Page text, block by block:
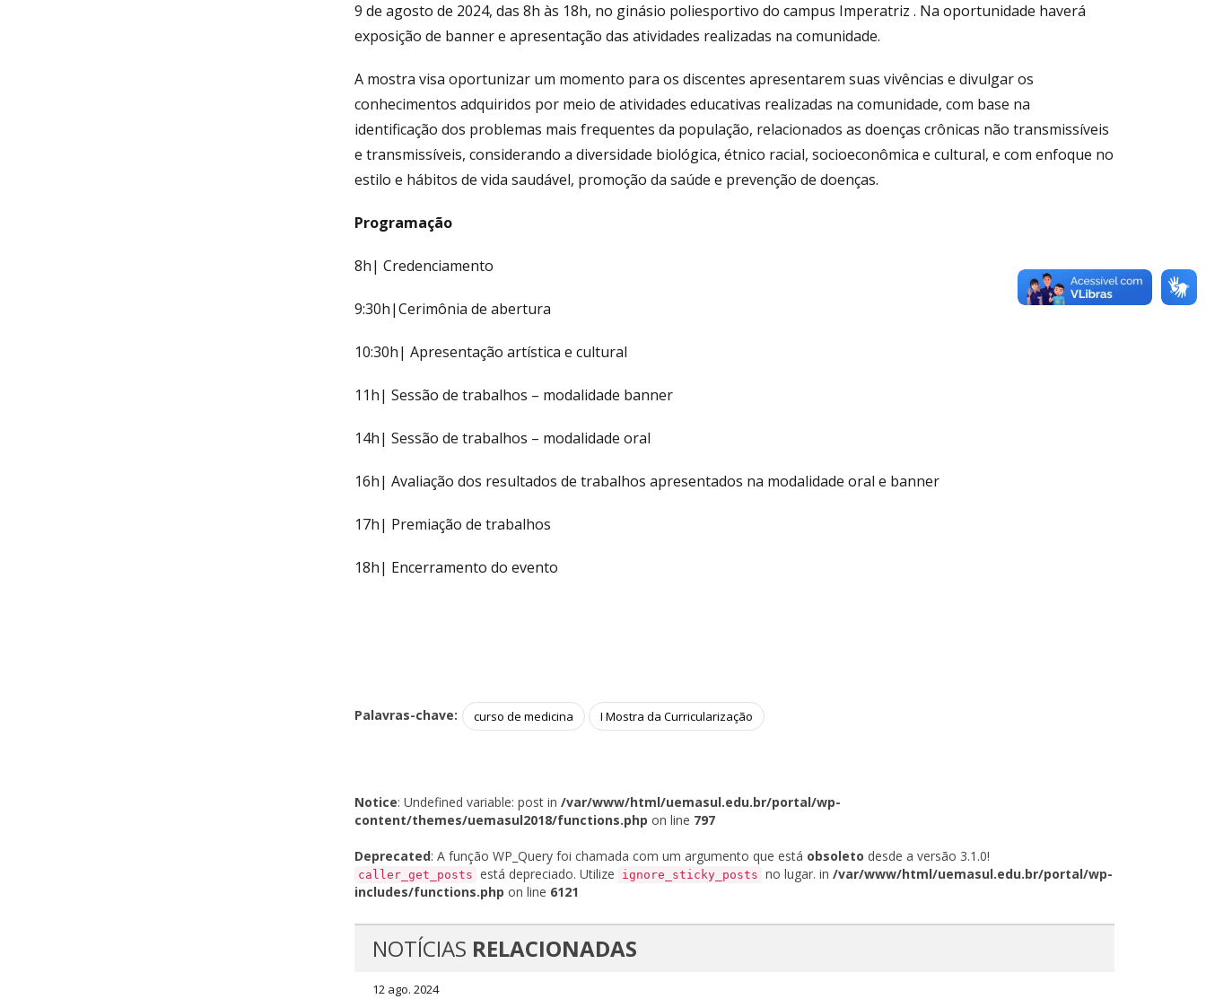
9 de agosto de 2024, das 8h às 18h, no ginásio poliesportivo do campus Imperatriz . Na oportunidade haverá
exposição de banner e apresentação das atividades realizadas na comunidade.
A mostra visa oportunizar um momento para os discentes apresentarem suas vivências e divulgar os
conhecimentos adquiridos por meio de atividades educativas realizadas na comunidade, com base na
identificação dos problemas mais frequentes da população, relacionados as doenças crônicas não transmissíveis
e transmissíveis, considerando a diversidade biológica, étnico racial, socioeconômica e cultural, e com enfoque no
estilo e hábitos de vida saudável, promoção da saúde e prevenção de doenças.
Programação
8h| Credenciamento
9:30h|Cerimônia de abertura
10:30h| Apresentação artística e cultural
11h| Sessão de trabalhos – modalidade banner
14h| Sessão de trabalhos – modalidade oral
16h| Avaliação dos resultados de trabalhos apresentados na modalidade oral e banner
17h| Premiação de trabalhos
18h| Encerramento do evento
Palavras-chave: curso de medicina I Mostra da Curricularização
Notice: Undefined variable: post in /var/www/html/uemasul.edu.br/portal/wp-
content/themes/uemasul2018/functions.php on line 797
Deprecated: A função WP_Query foi chamada com um argumento que está obsoleto desde a versão 3.1.0!
caller_get_posts está depreciado. Utilize ignore_sticky_posts no lugar. in /var/www/html/uemasul.edu.br/portal/wp-
includes/functions.php on line 6121
NOTÍCIAS RELACIONADAS
12 ago. 2024